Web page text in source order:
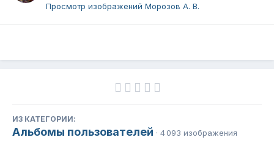
Просмотр изображений Морозов А. В.
ИЗ КАТЕГОРИИ:
Альбомы пользователей · 4 093 изображения